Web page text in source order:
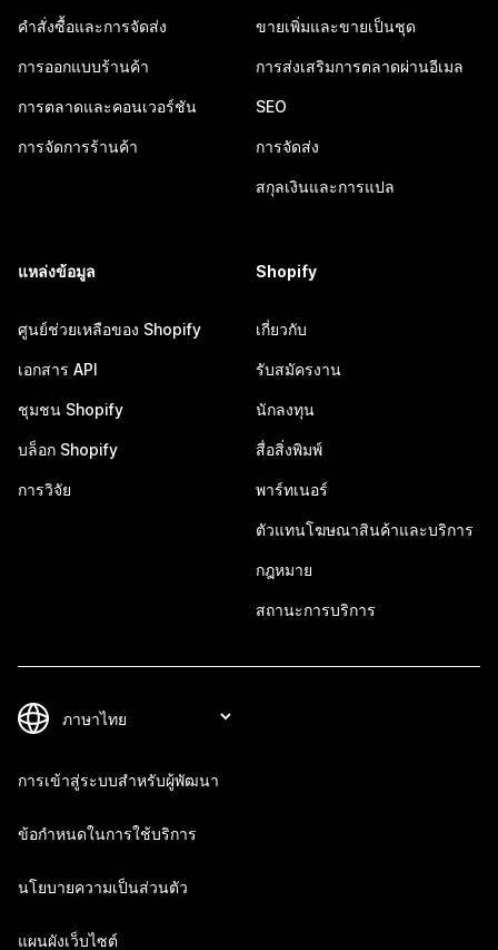
คำสั่งซื้อและการจัดส่ง
การออกแบบร้านค้า
การตลาดและคอนเวอร์ชัน
การจัดการร้านค้า
ขายเพิ่มและขายเป็นชุด
การส่งเสริมการตลาดผ่านอีเมล
SEO
การจัดส่ง
สกุลเงินและการแปล
แหล่งข้อมูล
ศูนย์ช่วยเหลือของ Shopify
เอกสาร API
ชุมชน Shopify
บล็อก Shopify
การวิจัย
Shopify
เกี่ยวกับ
รับสมัครงาน
นักลงทุน
สื่อสิ่งพิมพ์
พาร์ทเนอร์
ตัวแทนโฆษณาสินค้าและบริการ
กฎหมาย
สถานะการบริการ
การเข้าสู่ระบบสำหรับผู้พัฒนา
ข้อกำหนดในการใช้บริการ
นโยบายความเป็นส่วนตัว
แผนผังเว็บไซต์